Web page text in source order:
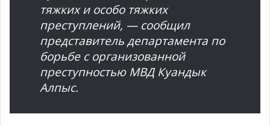
тяжких и особо тяжких
преступлений, — сообщил
представитель департамента по
борьбе с организованной
преступностью МВД Куандык
Алпыс.